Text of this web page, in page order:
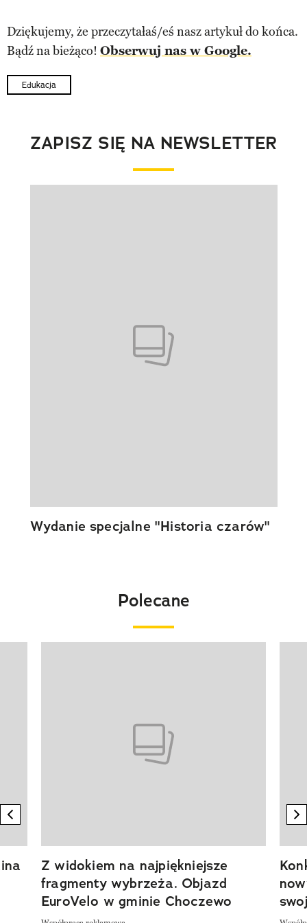
Dziękujemy, że przeczytałaś/eś nasz artykuł do końca.
Bądź na bieżąco! Obserwuj nas w Google.
Edukacja
ZAPISZ SIĘ NA NEWSLETTER
Wydanie specjalne "Historia czarów"
Polecane
previous element
Z widokiem na najpiękniejsze
fragmenty wybrzeża. Objazd
EuroVelo w gminie Choczewo